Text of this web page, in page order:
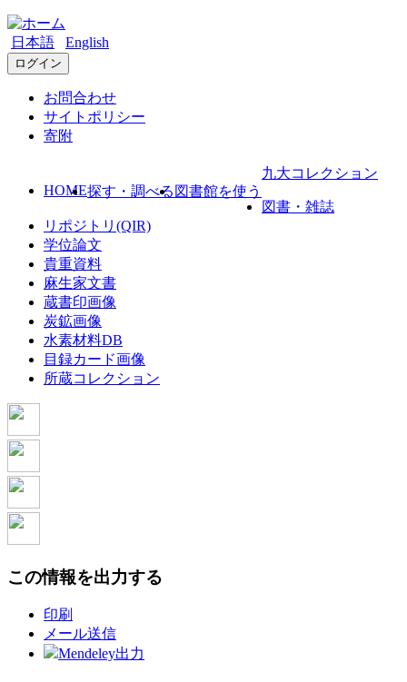
日本語 English
ログイン
お問合わせ
サイトポリシー
寄附
HOME探す・調べる 図書館を使う
九大コレクション
図書・雑誌
リポジトリ(QIR)
学位論文
貴重資料
麻生家文書
蔵書印画像
炭鉱画像
水素材料DB
目録カード画像
所蔵コレクション
この情報を出力する
印刷
メール送信
Mendeley出力